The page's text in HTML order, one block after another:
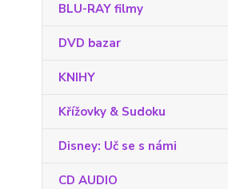
BLU-RAY filmy
DVD bazar
KNIHY
Křížovky & Sudoku
Disney: Uč se s námi
CD AUDIO